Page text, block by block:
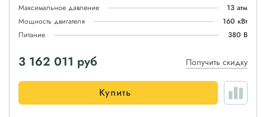
Максимальное давление
13 атм
Мощность двигателя
160 кВт
Питание
380 В
3 162 011 руб Получить скидку
Купить